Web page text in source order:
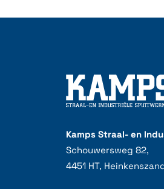
Kamps Straal- en
Schouwersweg 82,
4451 HT,